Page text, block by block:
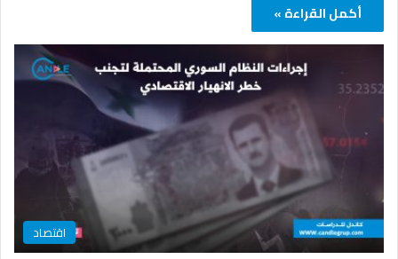
أكمل القراءة »
اقتصاد